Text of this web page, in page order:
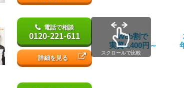
電話で相談
0120-221-611
詳細を見る
Web割で
実質4,400円～
スクロールで比較